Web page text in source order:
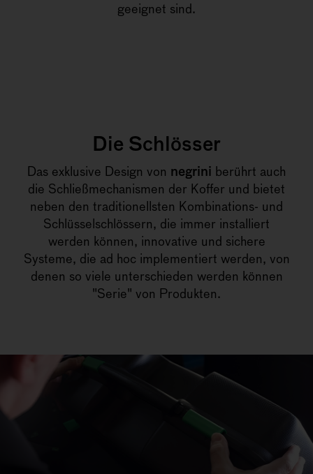
geeignet sind.
Die Schlösser
Das exklusive Design von negrini berührt auch
die Schließmechanismen der Koffer und bietet
neben den traditionellsten Kombinations- und
Schlüsselschlössern, die immer installiert
werden können, innovative und sichere
Systeme, die ad hoc implementiert werden, von
denen so viele unterschieden werden können
"Serie" von Produkten.